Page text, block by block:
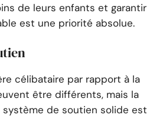
de leurs enfants et garantir
est une priorité absolue.
célibataire par rapport à la
être différents, mais la
système de soutien solide est